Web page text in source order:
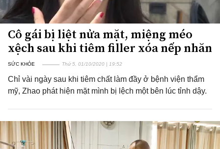
Cô gái bị liệt nửa mặt, miệng méo
xệch sau khi tiêm filler xóa nếp nhăn
SỨC KHỎE Thứ 5, 01/10/2020 | 19:52
Chỉ vài ngày sau khi tiêm chất làm đầy ở bệnh viện thẩm
mỹ, Zhao phát hiện mặt mình bị lệch một bên lúc tỉnh dậy.